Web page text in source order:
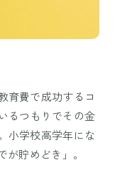
育費で成功するコ
るつもりでその金
小学校高学年にな
貯めどき」。